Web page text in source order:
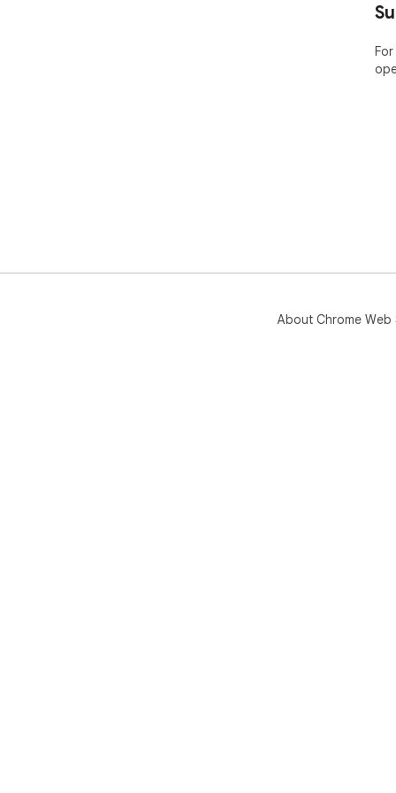
About Chrome Web